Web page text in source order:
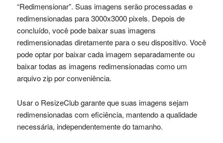
“Redimensionar”. Suas imagens serão processadas e
redimensionadas para 3000x3000 pixels. Depois de
concluído, você pode baixar suas imagens
redimensionadas diretamente para o seu dispositivo. Você
pode optar por baixar cada imagem separadamente ou
baixar todas as imagens redimensionadas como um
arquivo zip por conveniência.
Usar o ResizeClub garante que suas imagens sejam
redimensionadas com eficiência, mantendo a qualidade
necessária, independentemente do tamanho.